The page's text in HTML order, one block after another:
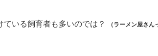
ている飼育者も多いのでは？ （ラーメン屋さん